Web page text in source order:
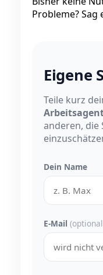
Probleme? Sag
Eigene
Teile kurz
anderen, die
Dein Name
E-Mail